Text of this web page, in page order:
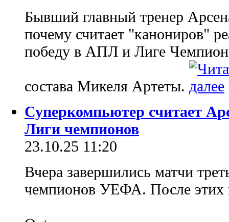
Бывший главный тренер
почему считает "канониров"
победу в АПЛ и Лиге
состава Микеля Артеты.
Суперкомпьютер считает
Лиги чемпионов
23.10.25 11:20
Вчера завершились матчи
чемпионов УЕФА. После этих